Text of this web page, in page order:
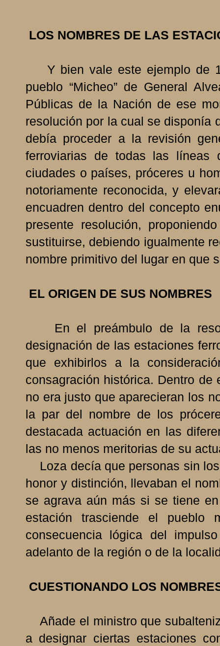
LOS NOMBRES DE LAS
Y bien vale este ejemplo de
pueblo “Micheo” de General
Públicas de la Nación de ese
resolución por la cual se disponía
debía proceder a la revisión
ferroviarias de todas las
ciudades o países, próceres u
notoriamente reconocida, y
encuadren dentro del concepto
presente resolución,
sustituirse, debiendo igualmente
nombre primitivo del lugar en que
EL ORIGEN DE SUS NOMBRES
En el preámbulo de la
designación de las estaciones
que exhibirlos a la
consagración histórica. Dentro
no era justo que aparecieran los
la par del nombre de los
destacada actuación en las
las no menos meritorias de su
Loza decía que personas sin
honor y distinción, llevaban el
se agrava aún más si se tiene
estación trasciende el pueblo
consecuencia lógica del
adelanto de la región o de la
CUESTIONANDO LOS
Añade el ministro que
a designar ciertas estaciones